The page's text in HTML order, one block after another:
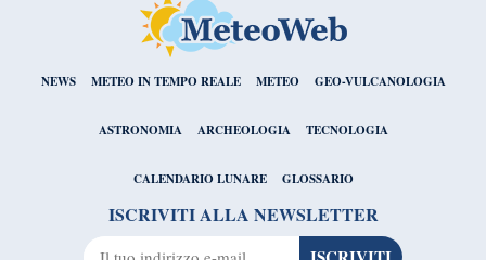
NEWS METEO IN TEMPO REALE METEO GEO-VULCANOLOGIA
ASTRONOMIA ARCHEOLOGIA TECNOLOGIA
CALENDARIO LUNARE GLOSSARIO
ISCRIVITI ALLA NEWSLETTER